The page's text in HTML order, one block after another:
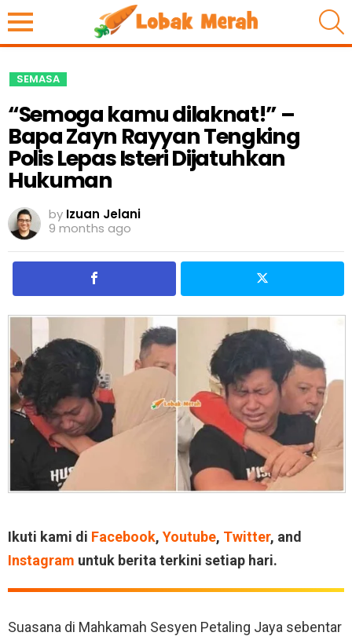
SEMASA
“Semoga kamu dilaknat!” –
Bapa Zayn Rayyan Tengking
Polis Lepas Isteri Dijatuhkan
Hukuman
by Izuan Jelani
9 months ago
Ikuti kami di Facebook, Youtube, Twitter, and
Instagram untuk berita terkini setiap hari.
Suasana di Mahkamah Sesyen Petaling Jaya sebentar